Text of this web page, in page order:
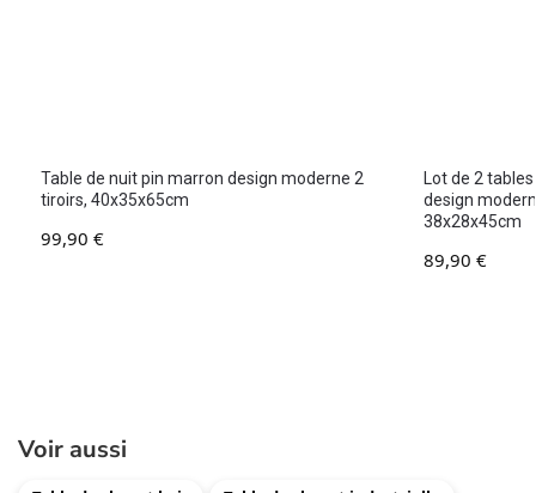
Table de nuit pin marron design moderne 2
tiroirs, 40x35x65cm
99,90 €
Lot de 2
design
38x28x45cm
89,90 €
Voir aussi